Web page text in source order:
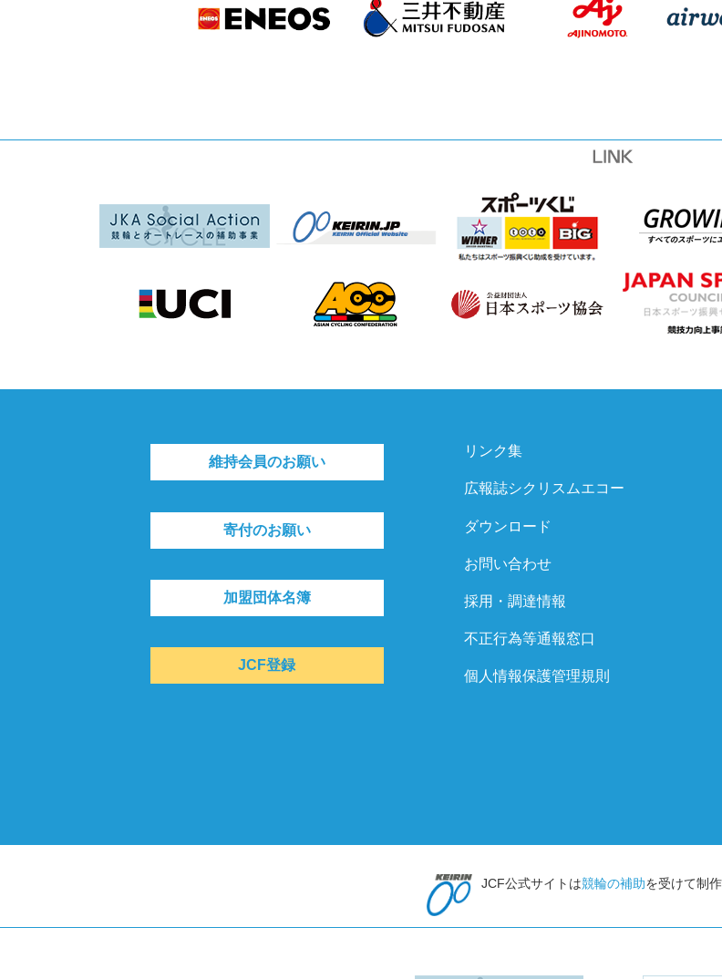
維持会員のお願い
寄付のお願い
加盟団体名簿
JCF登録
リンク集
広報誌シクリスムエコー
ダウンロード
お問い合わせ
採用・調達情報
不正行為等通報窓口
個人情報保護管理規則
JCF公式サイトは競輪の補助を受けて制